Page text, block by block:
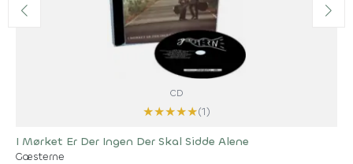
CD
★★★★★(1)
I Mørket Er Der Ingen Der Skal Sidde Alene
Gæsterne